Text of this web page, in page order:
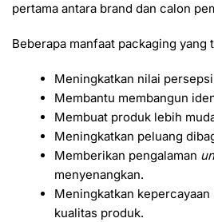
pertama antara brand dan calon
Beberapa manfaat packaging yang
Meningkatkan nilai
Membantu membangun
Membuat produk lebih
Meningkatkan peluang
Memberikan pengalaman
menyenangkan.
Meningkatkan
kualitas produk.